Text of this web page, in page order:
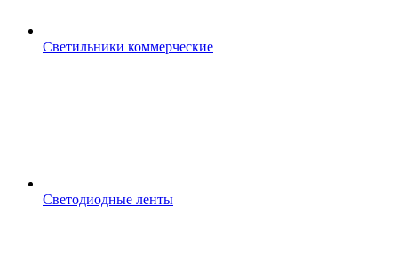
Светильники коммерческие
Светодиодные ленты